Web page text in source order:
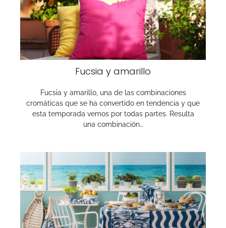
Fucsia y amarillo
Fucsia y amarillo, una de las combinaciones
cromáticas que se ha convertido en tendencia y que
esta temporada vemos por todas partes. Resulta
una combinación…